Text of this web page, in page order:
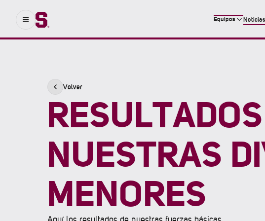
Equipos Noticias
Volver
NUESTRAS
MENORES